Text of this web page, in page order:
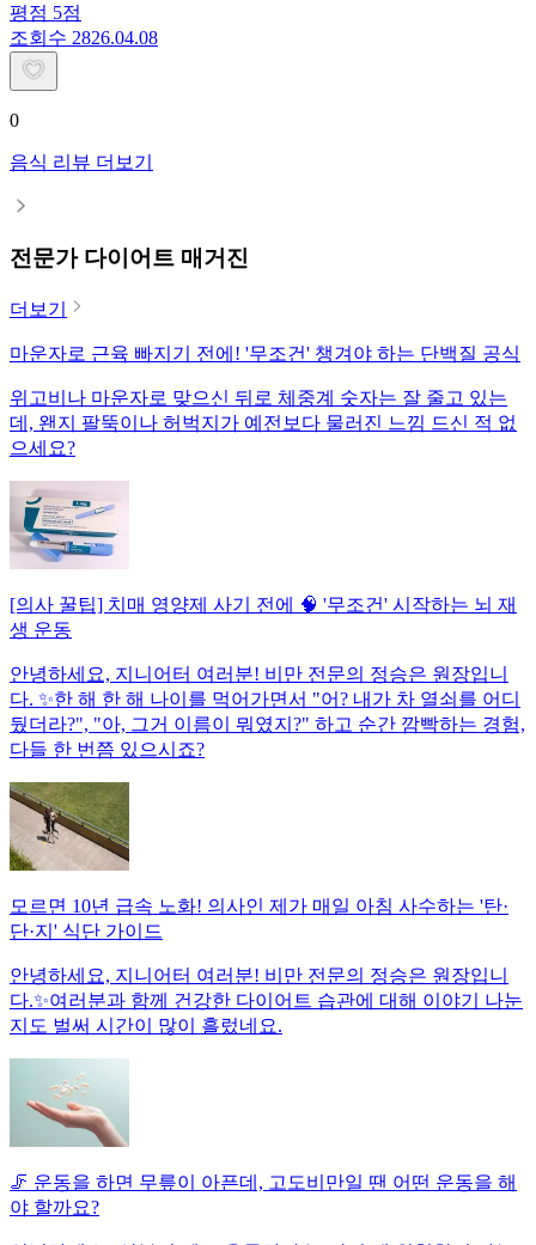
평점 5점
조회수 2826.04.08
0
음식 리뷰 더보기
전문가 다이어트 매거진
더보기
마운자로 근육 빠지기 전에! '무조건' 챙겨야 하는 단백질 공식
위고비나 마운자로 맞으신 뒤로 체중계 숫자는 잘 줄고 있는
데, 왠지 팔뚝이나 허벅지가 예전보다 물러진 느낌 드신 적 없
으세요?
[의사 꿀팁] 치매 영양제 사기 전에 🧠 '무조건' 시작하는 뇌 재
생 운동
안녕하세요, 지니어터 여러분! 비만 전문의 정승은 원장입니
다. ✨한 해 한 해 나이를 먹어가면서 "어? 내가 차 열쇠를 어디
뒀더라?", "아, 그거 이름이 뭐였지?" 하고 순간 깜빡하는 경험,
다들 한 번쯤 있으시죠?
모르면 10년 급속 노화! 의사인 제가 매일 아침 사수하는 '탄·
단·지' 식단 가이드
안녕하세요, 지니어터 여러분! 비만 전문의 정승은 원장입니
다.✨여러분과 함께 건강한 다이어트 습관에 대해 이야기 나눈
지도 벌써 시간이 많이 흘렀네요.
🦵 운동을 하면 무릎이 아픈데, 고도비만일 땐 어떤 운동을 해
야 할까요?